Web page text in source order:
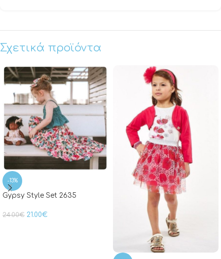
Σχετικά προϊόντα
-13%
Gypsy Style Set 2635
24.00€ 21.00€